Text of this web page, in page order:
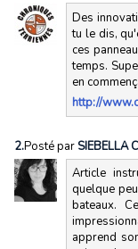
Des
tu le dis,
ces
temps.
en
http://
2.Posté par SIEBELLA
Article
quelque
bateaux.
apprend